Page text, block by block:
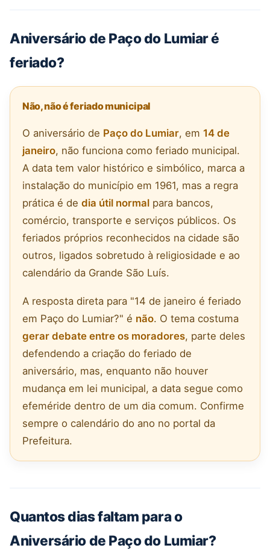
Aniversário de Paço do Lumiar é
feriado?
Não, não é feriado municipal
O aniversário de Paço do Lumiar, em 14 de
janeiro, não funciona como feriado municipal.
A data tem valor histórico e simbólico, marca a
instalação do município em 1961, mas a regra
prática é de dia útil normal para bancos,
comércio, transporte e serviços públicos. Os
feriados próprios reconhecidos na cidade são
outros, ligados sobretudo à religiosidade e ao
calendário da Grande São Luís.
A resposta direta para "14 de janeiro é feriado
em Paço do Lumiar?" é não. O tema costuma
gerar debate entre os moradores, parte deles
defendendo a criação do feriado de
aniversário, mas, enquanto não houver
mudança em lei municipal, a data segue como
efeméride dentro de um dia comum. Confirme
sempre o calendário do ano no portal da
Prefeitura.
Quantos dias faltam para o
Aniversário de Paço do Lumiar?